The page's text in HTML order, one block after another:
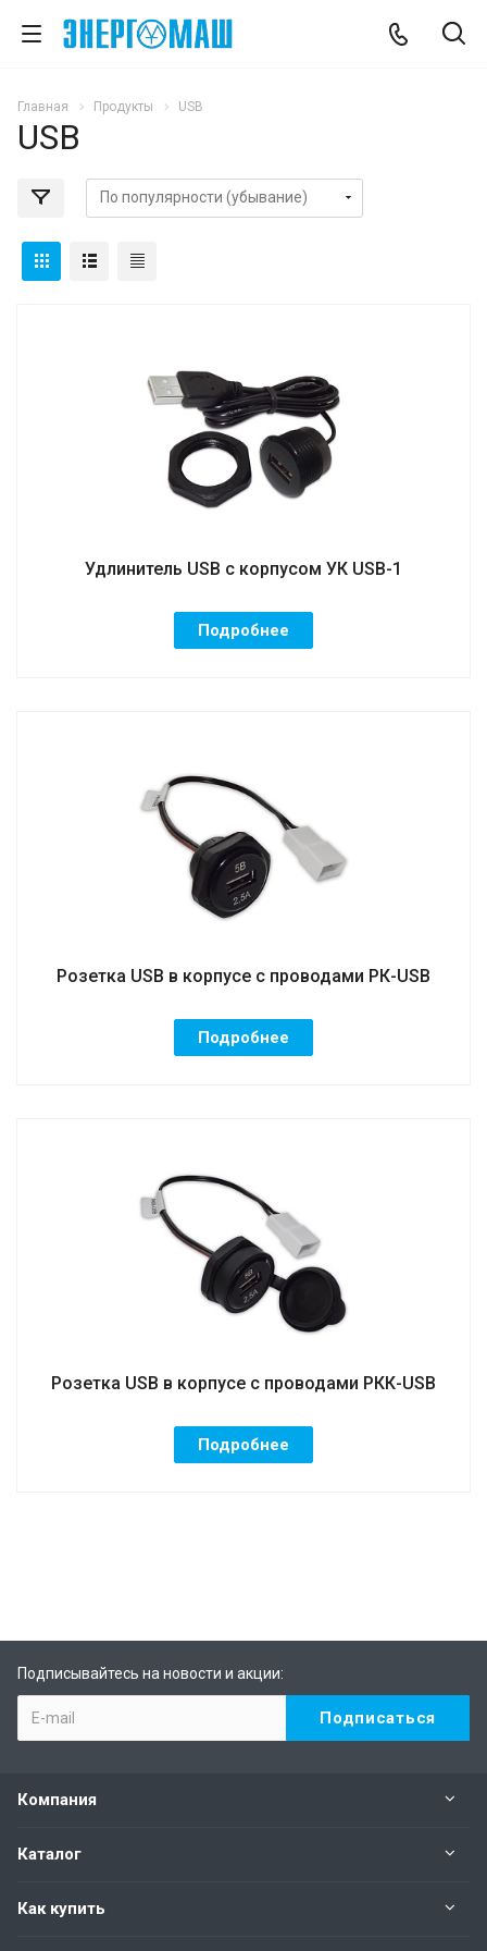
Главная Продукты USB
USB
Удлинитель USB с корпусом УК USB-1
Подробнее
Розетка USB в корпусе с проводами РК-USB
Подробнее
Розетка USB в корпусе с проводами РКК-USB
Подробнее
Подписывайтесь на новости и акции:
Компания
Каталог
Как купить